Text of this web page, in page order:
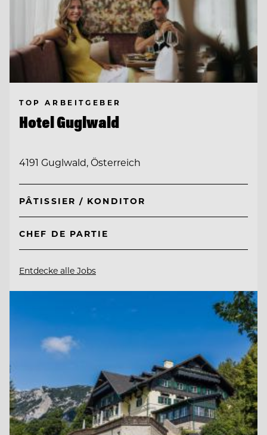
TOP ARBEITGEBER
Hotel Guglwald
4191 Guglwald, Österreich
PÂTISSIER / KONDITOR
CHEF DE PARTIE
Entdecke alle Jobs